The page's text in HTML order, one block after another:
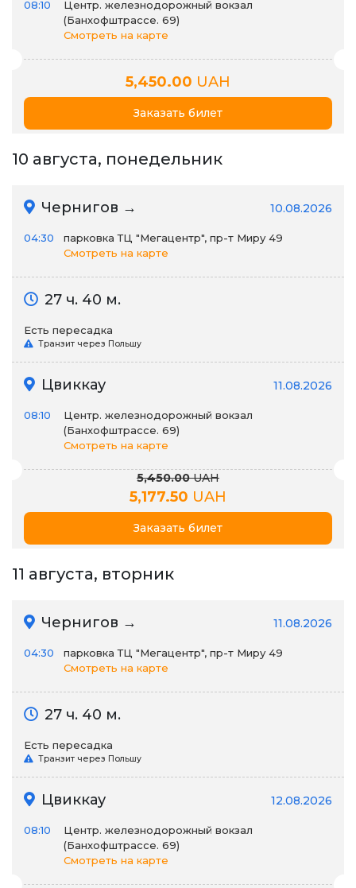
08:10
Центр. железнодорожный вокзал
(Банхофштрассе. 69)
Смотреть на карте
5,450.00 UAH
Заказать билет
10 августа, понедельник
Чернигов → 10.08.2026
04:30
парковка ТЦ "Мегацентр", пр-т Миру 49
Смотреть на карте
27 ч. 40 м.
Есть пересадка
Транзит через Польшу
Цвиккау 11.08.2026
08:10
Центр. железнодорожный вокзал
(Банхофштрассе. 69)
Смотреть на карте
5,450.00UAH
5,177.50 UAH
Заказать билет
11 августа, вторник
Чернигов → 11.08.2026
04:30
парковка ТЦ "Мегацентр", пр-т Миру 49
Смотреть на карте
27 ч. 40 м.
Есть пересадка
Транзит через Польшу
Цвиккау 12.08.2026
08:10
Центр. железнодорожный вокзал
(Банхофштрассе. 69)
Смотреть на карте